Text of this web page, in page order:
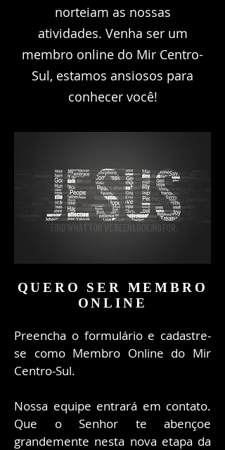
norteiam as nossas
atividades. Venha ser um
membro online do Mir Centro-
Sul, estamos ansiosos para
conhecer você!
QUERO SER MEMBRO
ONLINE
Preencha o formulário e cadastre-
se como Membro Online do Mir
Centro-Sul.
Nossa equipe entrará em contato.
Que o Senhor te abençoe
grandemente nesta nova etapa da